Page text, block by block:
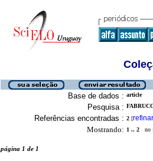
Base de dados : article
Pesquisa :
Referências encontradas : 2 [refinar
Mostrando: 1 .. 2 no
página 1 de 1